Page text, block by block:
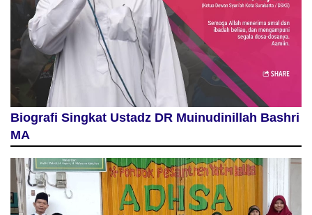
Biografi Singkat Ustadz DR Muinudinillah Bashri
MA